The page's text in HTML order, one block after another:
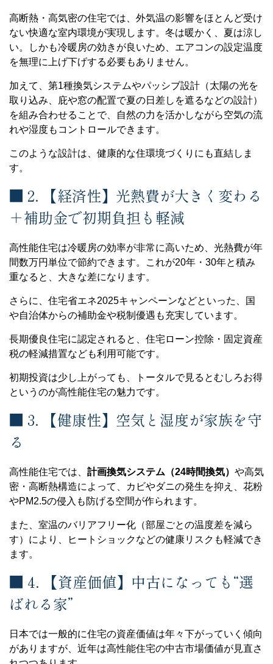
高断熱・高気密の住宅では、外気温の影響をほとんど受け
ない快適な室内環境が実現します。冬は暖かく、夏は涼し
い。しかも冷暖房の効きが良いため、エアコンの設定温度
を無理に上げ下げする必要もありません。
加えて、第1種換気システムやパッシブ設計（太陽の光を
取り込み、庇や窓の配置で夏の日差しを遮るなどの設計）
を組み合わせることで、自然の力を活かしながら空気の流
れや湿度もコントロールできます。
このような設計は、健康的な住環境づくりにも直結しま
す。
■ 2. 【経済性】光熱費が大きく変わる
＋補助金で初期負担も軽減
高性能住宅は冷暖房の効率が非常に高いため、光熱費が年
間数万円単位で節約できます。これが20年・30年と積み
重なると、大きな差になります。
さらに、住宅省エネ2025キャンペーンなどといった、国
や自治体からの補助金や税制優遇も充実しています。
長期優良住宅に認定されると、住宅ローン控除・固定資産
税の軽減措置なども利用可能です。
初期投資は少し上がっても、トータルで見るとむしろお得
というのが高性能住宅の魅力です。
■ 3. 【健康性】空気と湿度が家族を守
る
高性能住宅では、 計画換気システム（24時間換気） や高気
密・高断熱構造によって、カビやダニの発生を抑え、花粉
やPM2.5の侵入も防げる空間が作られます。
また、室温のバリアフリー化（部屋ごとの温度差を減ら
す）により、ヒートショックなどの健康リスクも軽減でき
ます。
■ 4. 【資産価値】中古になっても“選
ばれる家”
日本では一般的に住宅の資産価値は年々下がっていく傾向
がありますが、近年は高性能住宅の中古市場価値が見直さ